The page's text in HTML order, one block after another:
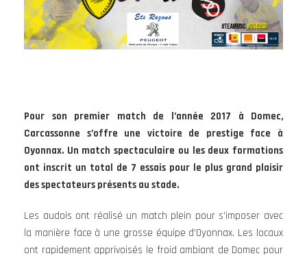
Pour son premier match de l’année 2017 à Domec,
Carcassonne s’offre une victoire de prestige face à
Oyonnax. Un match spectaculaire ou les deux formations
ont inscrit un total de 7 essais pour le plus grand plaisir
des spectateurs présents au stade.
Les audois ont réalisé un match plein pour s’imposer avec
la manière face à une grosse équipe d’Oyonnax. Les locaux
ont rapidement apprivoisés le froid ambiant de Domec pour